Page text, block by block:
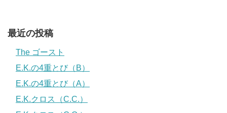
最近の投稿
The ゴースト
E.K.の4重とび（B）
E.K.の4重とび（A）
E.K.クロス（C.C.）